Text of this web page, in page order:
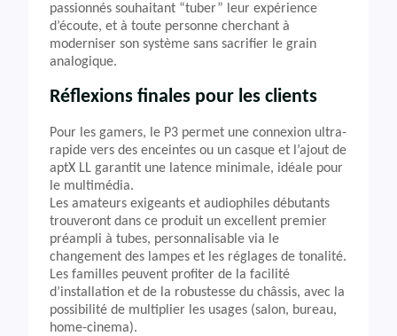
passionnés souhaitant “tuber” leur expérience
d’écoute, et à toute personne cherchant à
moderniser son système sans sacrifier le grain
analogique.
Réflexions finales pour les clients
Pour les gamers, le P3 permet une connexion ultra-
rapide vers des enceintes ou un casque et l’ajout de
aptX LL garantit une latence minimale, idéale pour
le multimédia.
Les amateurs exigeants et audiophiles débutants
trouveront dans ce produit un excellent premier
préampli à tubes, personnalisable via le
changement des lampes et les réglages de tonalité.
Les familles peuvent profiter de la facilité
d’installation et de la robustesse du châssis, avec la
possibilité de multiplier les usages (salon, bureau,
home-cinema).